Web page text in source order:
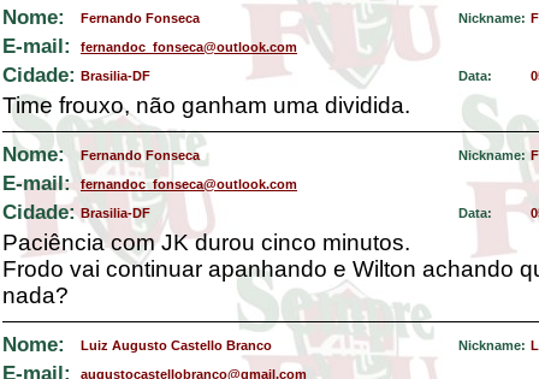
Nome: Fernando Fonseca Nickname:
E-mail: fernandoc_fonseca@outlook.com
Cidade: Brasilia-DF Data:
Time frouxo, não ganham uma dividida.
Nome: Fernando Fonseca Nickname:
E-mail: fernandoc_fonseca@outlook.com
Cidade: Brasilia-DF Data:
Paciência com JK durou cinco minutos.
Frodo vai continuar apanhando e Wilton achando
nada?
Nome: Luiz Augusto Castello Branco Nickname:
E-mail: augustocastellobranco@gmail.com